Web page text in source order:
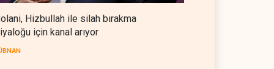
Hizbullah ile silah bırakma
için kanal arıyor